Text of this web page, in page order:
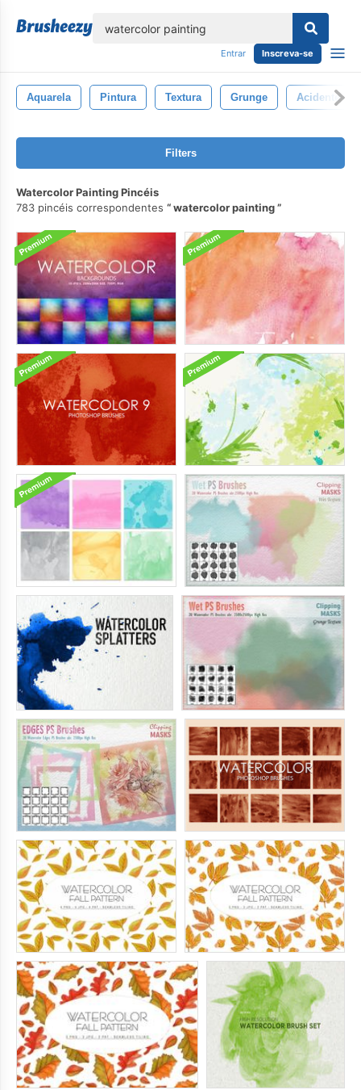
Entrar Inscreva-se
Aquarela Pintura Textura Grunge Acidente
Filters
Watercolor Painting Pincéis
783 pincéis correspondentes
watercolor painting